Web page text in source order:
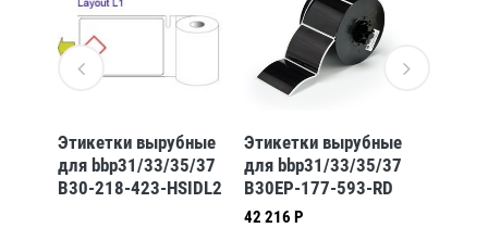
Этикетки вырубные
для bbp31/33/35/37
B30-218-423-HSIDL2
Этикетки вырубные
для bbp31/33/35/37
B30EP-177-593-RD
42 216 Р